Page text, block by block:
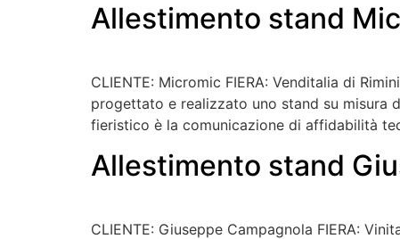
Allestimento stand
CLIENTE: Micromic FIERA: Venditalia di
progettato e realizzato uno stand su misura
fieristico è la comunicazione di affidabilità
Allestimento stand
CLIENTE: Giuseppe Campagnola FIERA: